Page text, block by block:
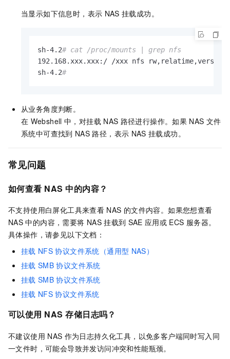
当显示如下信息时，表示 NAS 挂载成功。
sh-4.2# cat /proc/mounts | grep nfs
192.168.xxx.xxx:/ /xxx nfs
sh-4.2#
从业务角度判断。
在 Webshell 中，对挂载 NAS 路径进行操作。如果 NAS 文件
系统中可查找到 NAS 路径，表示 NAS 挂载成功。
常见问题
如何查看 NAS 中的内容？
不支持使用白屏化工具来查看 NAS 的文件内容。如果您想查看
NAS 中的内容，需要将 NAS 挂载到 SAE 应用或 ECS 服务器。
具体操作，请参见以下文档：
挂载 NFS 协议文件系统（通用型 NAS）
挂载 SMB 协议文件系统
挂载 SMB 协议文件系统
挂载 NFS 协议文件系统
可以使用 NAS 存储日志吗？
不建议使用 NAS 作为日志持久化工具，以免多客户端同时写入同
一文件时，可能会导致并发访问冲突和性能瓶颈。